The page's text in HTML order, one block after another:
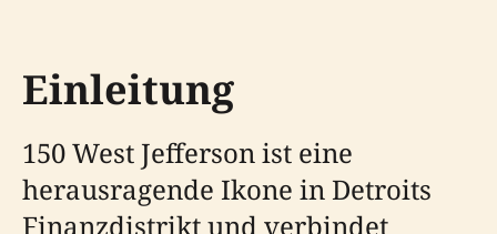
Einleitung
150 West Jefferson ist eine
herausragende Ikone in Detroits
Finanzdistrikt und verbindet